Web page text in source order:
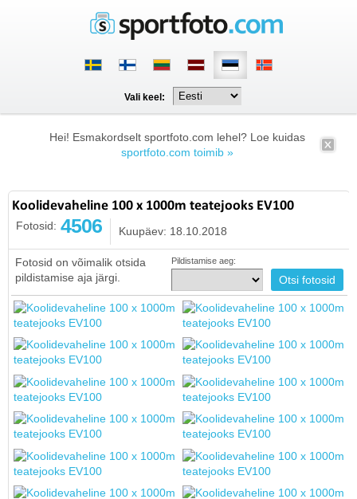
Vali keel:
Hei! Esmakordselt sportfoto.com lehel? Loe kuidas
sportfoto.com toimib »
Koolidevaheline 100 x 1000m teatejooks EV100
Fotosid: 4506 Kuupäev: 18.10.2018
Fotosid on võimalik otsida
pildistamise aja järgi.
Pildistamise aeg: